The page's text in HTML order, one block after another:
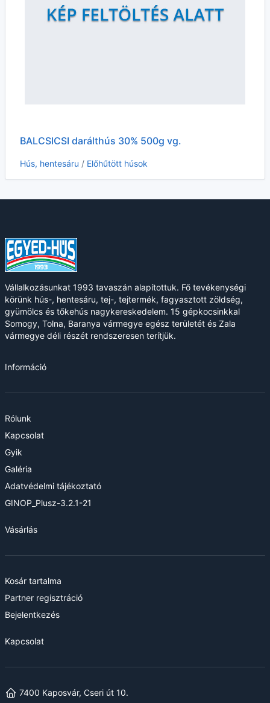
BALCSICSI darálthús 30% 500g vg.
Hús, hentesáru / Előhűtött húsok
Vállalkozásunkat 1993 tavaszán alapítottuk. Fő tevékenységi
körünk hús-, hentesáru, tej-, tejtermék, fagyasztott zöldség,
gyümölcs és tőkehús nagykereskedelem. 15 gépkocsinkkal
Somogy, Tolna, Baranya vármegye egész területét és Zala
vármegye déli részét rendszeresen terítjük.
Információ
Rólunk
Kapcsolat
Gyik
Galéria
Adatvédelmi tájékoztató
GINOP_Plusz-3.2.1-21
Vásárlás
Kosár tartalma
Partner regisztráció
Bejelentkezés
Kapcsolat
7400 Kaposvár, Cseri út 10.